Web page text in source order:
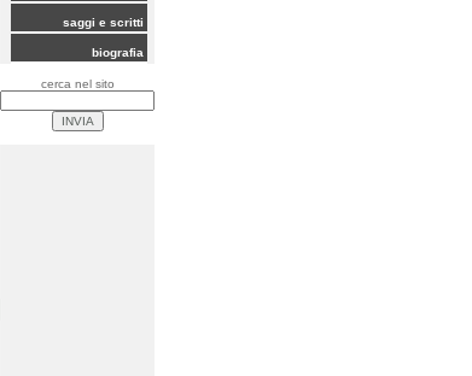
saggi e scritti
biografia
cerca nel sito